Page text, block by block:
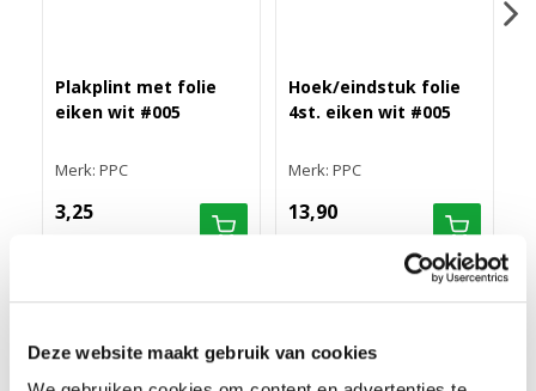
Deze website maakt gebruik van cookies
Plakplint met folie
eiken wit #005
Merk: PPC
3,25
Hoek/eindstuk folie
4st. eiken wit #005
Merk: PPC
13,90
RECHTE FOLIEPLINT 70X14 EIKEN WIT #005